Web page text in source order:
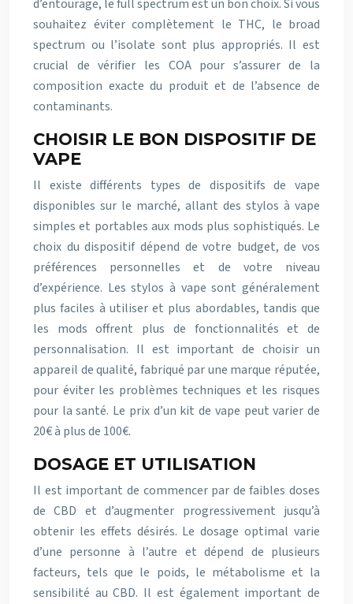
d’entourage, le full spectrum est un bon choix. Si vous
souhaitez éviter complètement le THC, le broad
spectrum ou l’isolate sont plus appropriés. Il est
crucial de vérifier les COA pour s’assurer de la
composition exacte du produit et de l’absence de
contaminants.
CHOISIR LE BON DISPOSITIF DE
VAPE
Il existe différents types de dispositifs de vape
disponibles sur le marché, allant des stylos à vape
simples et portables aux mods plus sophistiqués. Le
choix du dispositif dépend de votre budget, de vos
préférences personnelles et de votre niveau
d’expérience. Les stylos à vape sont généralement
plus faciles à utiliser et plus abordables, tandis que
les mods offrent plus de fonctionnalités et de
personnalisation. Il est important de choisir un
appareil de qualité, fabriqué par une marque réputée,
pour éviter les problèmes techniques et les risques
pour la santé. Le prix d’un kit de vape peut varier de
20€ à plus de 100€.
DOSAGE ET UTILISATION
Il est important de commencer par de faibles doses
de CBD et d’augmenter progressivement jusqu’à
obtenir les effets désirés. Le dosage optimal varie
d’une personne à l’autre et dépend de plusieurs
facteurs, tels que le poids, le métabolisme et la
sensibilité au CBD. Il est également important de